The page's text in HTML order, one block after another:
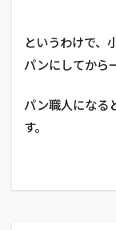
というわけで、
パンにしてから
パン職人になる
す。